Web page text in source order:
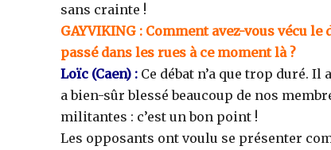
sans crainte !
GAYVIKING : Comment avez-vous vécu
passé dans les rues à ce moment là ?
Loïc (Caen) : Ce débat n’a que trop duré.
a bien-sûr blessé beaucoup de nos
militantes : c’est un bon point !
Les opposants ont voulu se présenter